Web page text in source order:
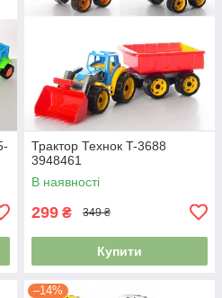
Трактор Технок T-3688
3948461
В наявності
299 ₴ 349 ₴
Купити
–14%